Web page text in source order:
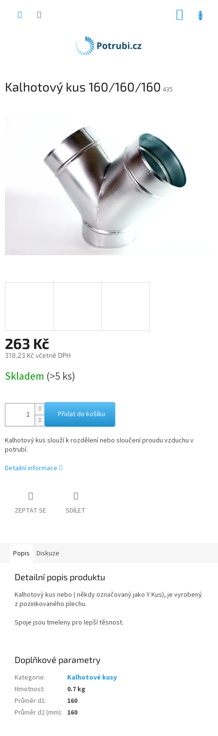
Kalhotový kus 160/160/160 435
263 Kč
318,23 Kč včetně DPH
cena:
Skladem (>5 ks)
Přidat do košíku
Kalhotový kus slouží k rozdělení nebo sloučení proudu vzduchu v
potrubí.
Detailní informace
ZEPTAT SE SDÍLET
Popis Diskuze
Detailní popis produktu
Kalhotový kus nebo ( někdy označovaný jako Y Kus), je vyrobený
z pozinkovaného plechu.
Spoje jsou tmeleny pro lepší těsnost.
Doplňkové parametry
Kategorie:
Kalhotové kusy
Hmotnost:
0.7 kg
Průměr d1:
160
Průměr d2 (mm): 160